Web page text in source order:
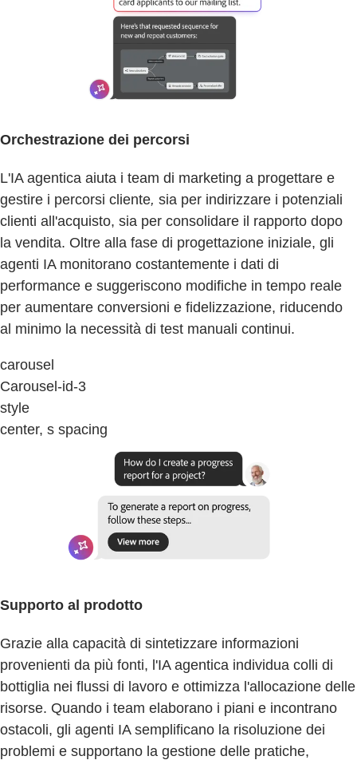
Orchestrazione dei percorsi
L'IA agentica aiuta i team di marketing a progettare e
gestire i percorsi cliente, sia per indirizzare i potenziali
clienti all'acquisto, sia per consolidare il rapporto dopo
la vendita. Oltre alla fase di progettazione iniziale, gli
agenti IA monitorano costantemente i dati di
performance e suggeriscono modifiche in tempo reale
per aumentare conversioni e fidelizzazione, riducendo
al minimo la necessità di test manuali continui.
carousel
Carousel-id-3
style
center, s spacing
Supporto al prodotto
Grazie alla capacità di sintetizzare informazioni
provenienti da più fonti, l'IA agentica individua colli di
bottiglia nei flussi di lavoro e ottimizza l'allocazione delle
risorse. Quando i team elaborano i piani e incontrano
ostacoli, gli agenti IA semplificano la risoluzione dei
problemi e supportano la gestione delle pratiche,